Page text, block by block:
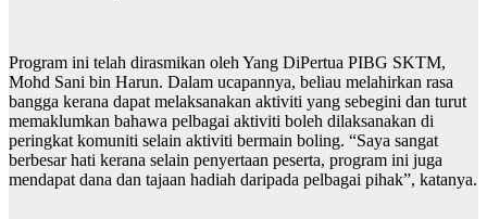
Program ini telah dirasmikan oleh Yang DiPertua PIBG SKTM,
Mohd Sani bin Harun. Dalam ucapannya, beliau melahirkan rasa
bangga kerana dapat melaksanakan aktiviti yang sebegini dan turut
memaklumkan bahawa pelbagai aktiviti boleh dilaksanakan di
peringkat komuniti selain aktiviti bermain boling. “Saya sangat
berbesar hati kerana selain penyertaan peserta, program ini juga
mendapat dana dan tajaan hadiah daripada pelbagai pihak”, katanya.